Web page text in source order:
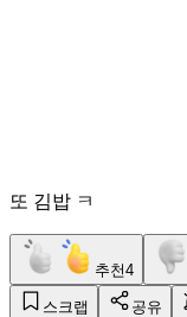
또 김밥 ㅋ
추천4
스크랩 공유